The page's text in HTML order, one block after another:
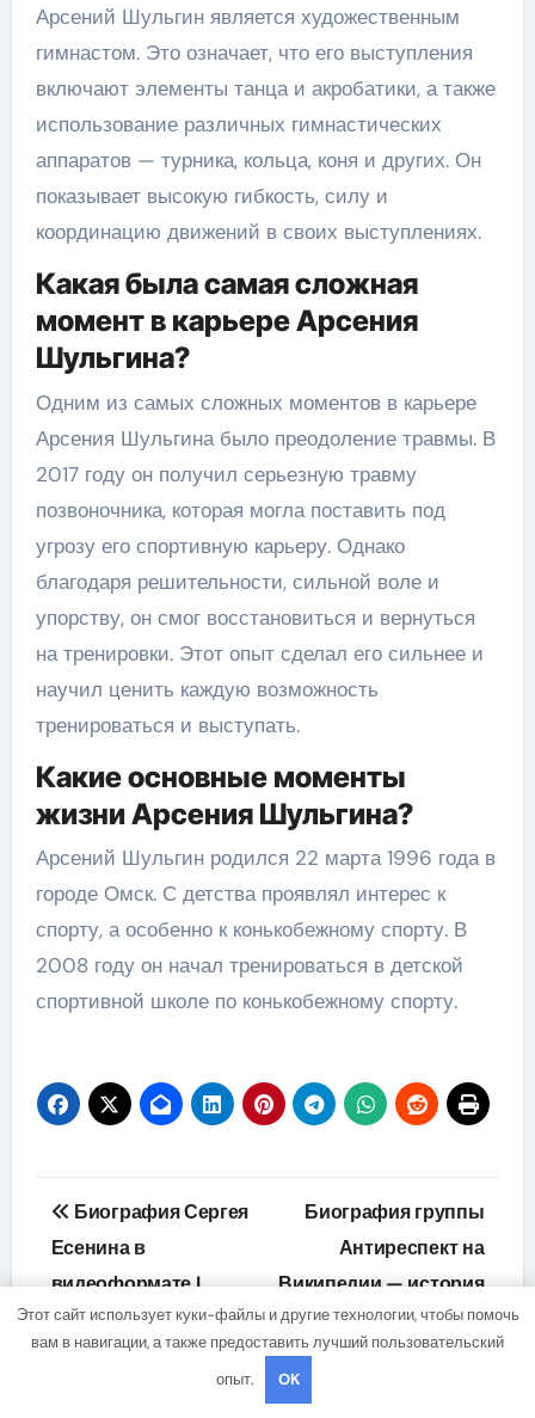
Арсений Шульгин является художественным
гимнастом. Это означает, что его выступления
включают элементы танца и акробатики, а также
использование различных гимнастических
аппаратов — турника, кольца, коня и других. Он
показывает высокую гибкость, силу и
координацию движений в своих выступлениях.
Какая была самая сложная
момент в карьере Арсения
Шульгина?
Одним из самых сложных моментов в карьере
Арсения Шульгина было преодоление травмы. В
2017 году он получил серьезную травму
позвоночника, которая могла поставить под
угрозу его спортивную карьеру. Однако
благодаря решительности, сильной воле и
упорству, он смог восстановиться и вернуться
на тренировки. Этот опыт сделал его сильнее и
научил ценить каждую возможность
тренироваться и выступать.
Какие основные моменты
жизни Арсения Шульгина?
Арсений Шульгин родился 22 марта 1996 года в
городе Омск. С детства проявлял интерес к
спорту, а особенно к конькобежному спорту. В
2008 году он начал тренироваться в детской
спортивной школе по конькобежному спорту.
Навигация
по
записям
Биография Сергея
Есенина в
видеоформате |
История жизни и
творчества великого
Биография группы
Антиреспект на
Википедии — история
успеха и творческое
наследие
Этот сайт использует куки-файлы и другие технологии, чтобы помочь
вам в навигации, а также предоставить лучший пользовательский
опыт.
OK